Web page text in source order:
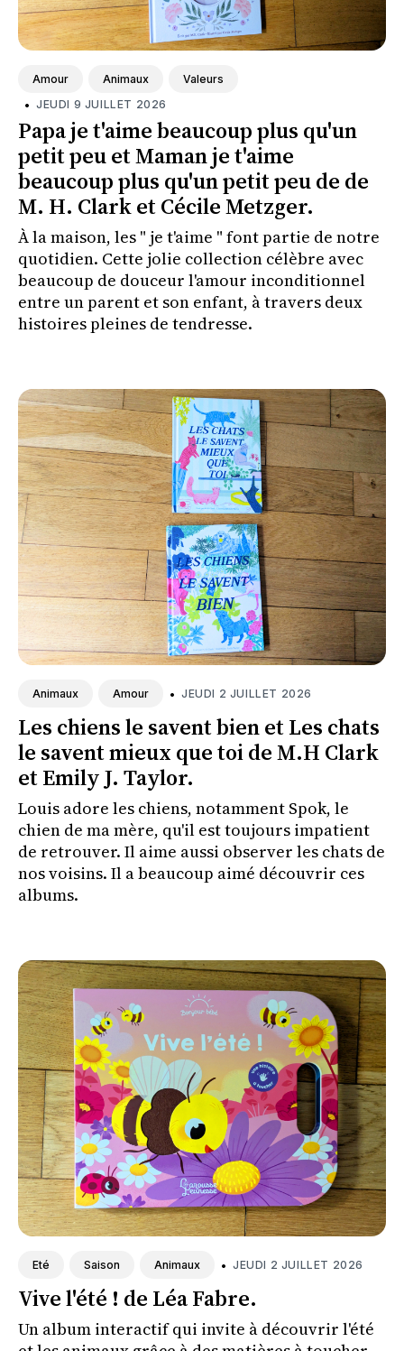
Amour Animaux Valeurs
• JEUDI 9 JUILLET 2026
Papa je t'aime beaucoup plus qu'un
petit peu et Maman je t'aime
beaucoup plus qu'un petit peu de de
M. H. Clark et Cécile Metzger.
À la maison, les " je t'aime " font partie de notre
quotidien. Cette jolie collection célèbre avec
beaucoup de douceur l'amour inconditionnel
entre un parent et son enfant, à travers deux
histoires pleines de tendresse.
Animaux Amour • JEUDI 2 JUILLET 2026
Les chiens le savent bien et Les chats
le savent mieux que toi de M.H Clark
et Emily J. Taylor.
Louis adore les chiens, notamment Spok, le
chien de ma mère, qu'il est toujours impatient
de retrouver. Il aime aussi observer les chats de
nos voisins. Il a beaucoup aimé découvrir ces
albums.
Eté Saison Animaux • JEUDI 2 JUILLET 2026
Vive l'été ! de Léa Fabre.
Un album interactif qui invite à découvrir l'été